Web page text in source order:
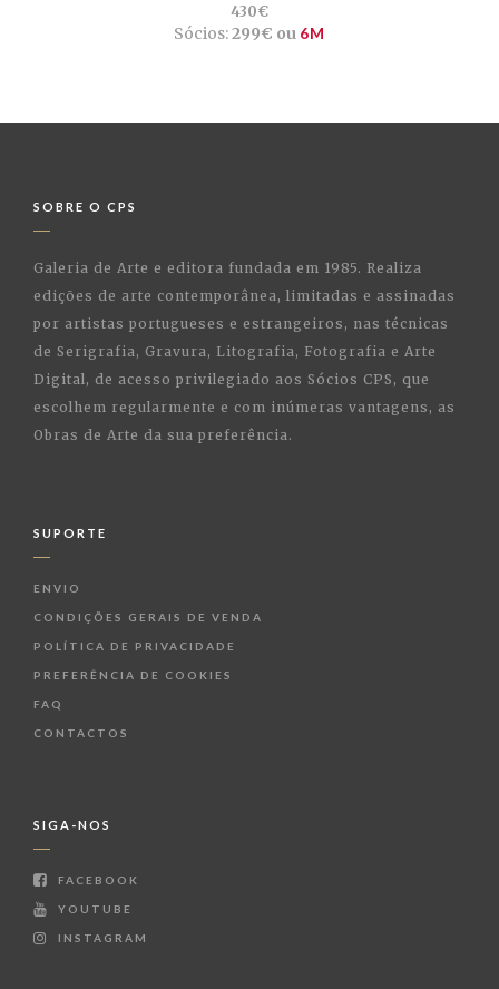
430€
Sócios:299€ ou 6M
SOBRE O CPS
Galeria de Arte e editora fundada em 1985. Realiza
edições de arte contemporânea, limitadas e assinadas
por artistas portugueses e estrangeiros, nas técnicas
de Serigrafia, Gravura, Litografia, Fotografia e Arte
Digital, de acesso privilegiado aos Sócios CPS, que
escolhem regularmente e com inúmeras vantagens, as
Obras de Arte da sua preferência.
SUPORTE
ENVIO
CONDIÇÕES GERAIS DE VENDA
POLÍTICA DE PRIVACIDADE
PREFERÊNCIA DE COOKIES
FAQ
CONTACTOS
SIGA-NOS
FACEBOOK
YOUTUBE
INSTAGRAM